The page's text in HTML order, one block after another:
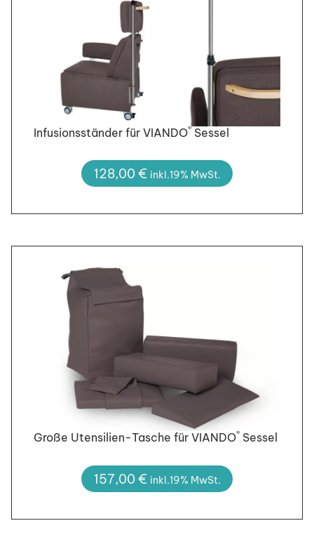
Infusionsständer für VIANDO®Sessel
128,00€ inkl.19% MwSt.
Große Utensilien-Tasche für VIANDO®Sessel
157,00€ inkl.19% MwSt.